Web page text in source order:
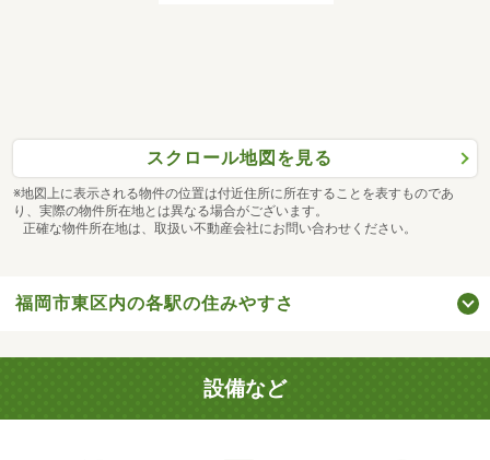
スクロール地図を見る
※地図上に表示される物件の位置は付近住所に所在することを表すものであ
り、実際の物件所在地とは異なる場合がございます。
正確な物件所在地は、取扱い不動産会社にお問い合わせください。
福岡市東区内の各駅の住みやすさ
設備など